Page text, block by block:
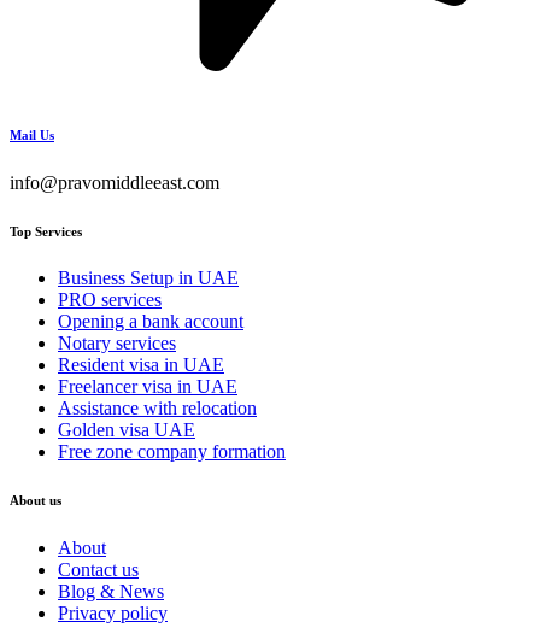
Mail Us
info@pravomiddleeast.com
Top Services
Business Setup in UAE
PRO services
Opening a bank account
Notary services
Resident visa in UAE
Freelancer visa in UAE
Assistance with relocation
Golden visa UAE
Free zone company formation
About us
About
Contact us
Blog & News
Privacy policy